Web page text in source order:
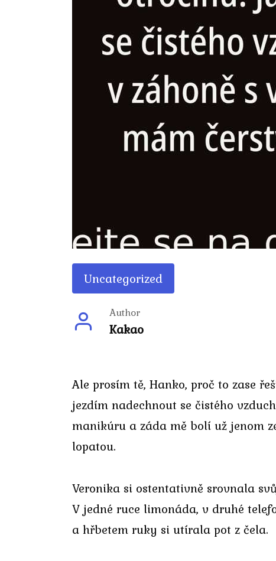
Uncategorized
Author
Kakao
Ale prosím tě, Hanko, proč to zase
jezdím nadechnout se čistého
manikúru a záda mě bolí už jenom
lopatou.
Veronika si ostentativně srovnala
V jedné ruce limonáda, v druhé
a hřbetem ruky si utírala pot z čela.